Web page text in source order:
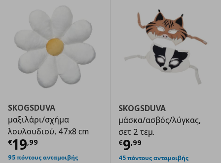
SKOGSDUVA
μαξιλάρι/σχήμα
λουλουδιού, 47x8 cm
€19,99
Τρέχουσα τιμή € 19,99
95 πόντους ανταμοιβής
SKOGSDUVA
μάσκα/ασβός/λύγκας,
σετ 2 τεμ.
€9,99
Τρέχουσα
45 πόντους ανταμοιβής